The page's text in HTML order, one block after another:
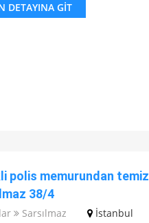
DETAYINA GIT
polis memurundan temiz
38/4
Sarsılmaz
İstanbul